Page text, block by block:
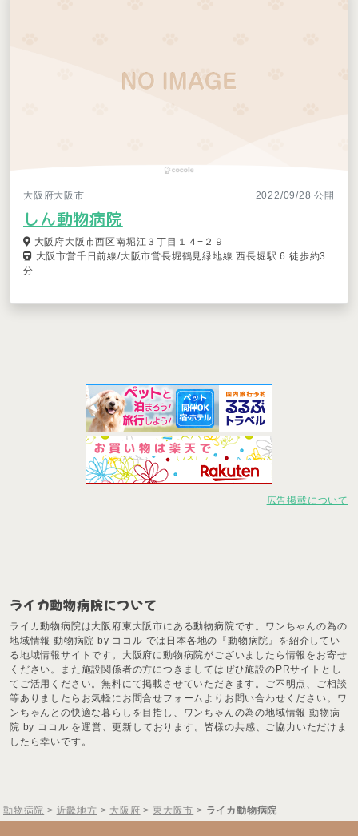
大阪府大阪市 2022/09/28 公開
しん動物病院
大阪府大阪市西区南堀江３丁目１４−２９
大阪市営千日前線/大阪市営長堀鶴見緑地線 西長堀駅 6 徒歩約3
分
広告掲載について
ライカ動物病院について
ライカ動物病院は大阪府東大阪市にある動物病院です。ワンちゃんの為の
地域情報 動物病院 by ココル では日本各地の『動物病院』を紹介してい
る地域情報サイトです。大阪府に動物病院がございましたら情報をお寄せ
ください。また施設関係者の方につきましてはぜひ施設のPRサイトとし
てご活用ください。無料にて掲載させていただきます。ご不明点、ご相談
等ありましたらお気軽にお問合せフォームよりお問い合わせください。ワ
ンちゃんとの快適な暮らしを目指し、ワンちゃんの為の地域情報 動物病
院 by ココル を運営、更新しております。皆様の共感、ご協力いただけま
したら幸いです。
動物病院 > 近畿地方 > 大阪府 > 東大阪市 > ライカ動物病院